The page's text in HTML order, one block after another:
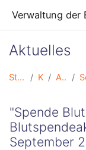
Verwaltung der
Aktuelles
Startseite Kurse Aktuelles
"Spende
September